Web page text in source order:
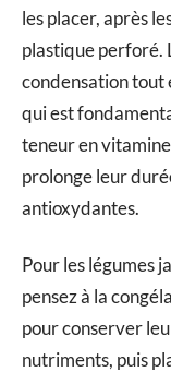
les placer, après
plastique perforé.
condensation tout
qui est
teneur en
prolonge leur
antioxydantes.
Pour les légumes
pensez à la
pour conserver
nutriments, puis